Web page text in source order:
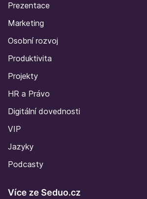
Prezentace
Marketing
Osobní rozvoj
Produktivita
Projekty
HR a Právo
Digitální dovednosti
VIP
Jazyky
Podcasty
Více ze Seduo.cz